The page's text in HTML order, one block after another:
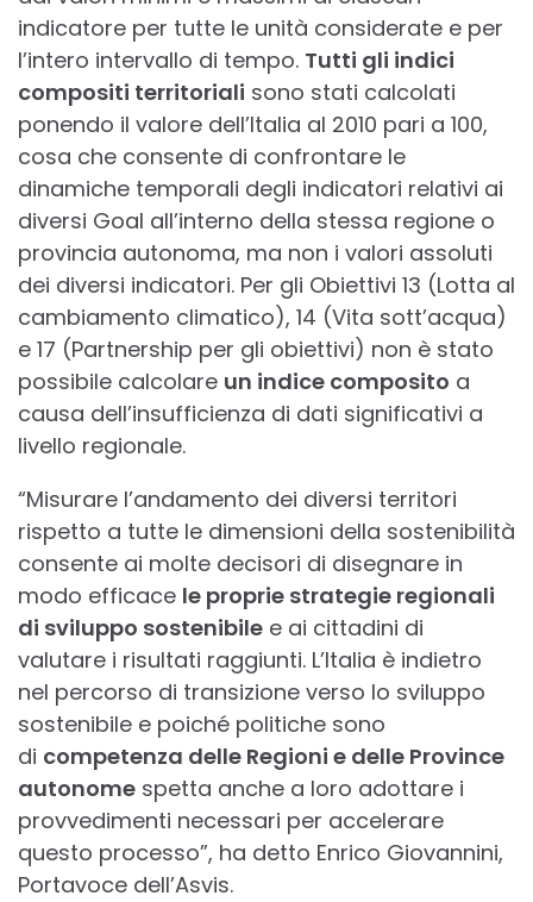
indicatore per tutte le unità considerate e per
l’intero intervallo di tempo. Tutti gli indici
compositi territoriali sono stati calcolati
ponendo il valore dell’Italia al 2010 pari a 100,
cosa che consente di confrontare le
dinamiche temporali degli indicatori relativi ai
diversi Goal all’interno della stessa regione o
provincia autonoma, ma non i valori assoluti
dei diversi indicatori. Per gli Obiettivi 13 (Lotta al
cambiamento climatico), 14 (Vita sott’acqua)
e 17 (Partnership per gli obiettivi) non è stato
possibile calcolare un indice composito a
causa dell’insufficienza di dati significativi a
livello regionale.
“Misurare l’andamento dei diversi territori
rispetto a tutte le dimensioni della sostenibilità
consente ai molte decisori di disegnare in
modo efficace le proprie strategie regionali
di sviluppo sostenibile e ai cittadini di
valutare i risultati raggiunti. L’Italia è indietro
nel percorso di transizione verso lo sviluppo
sostenibile e poiché politiche sono
di competenza delle Regioni e delle Province
autonome spetta anche a loro adottare i
provvedimenti necessari per accelerare
questo processo”, ha detto Enrico Giovannini,
Portavoce dell’Asvis.